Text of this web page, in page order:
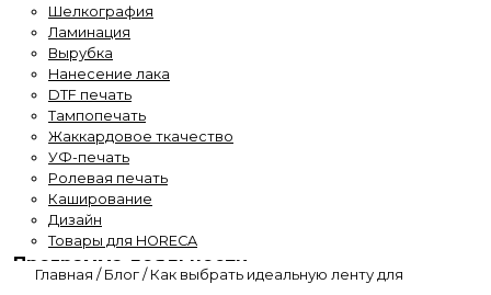
Шелкография
Ламинация
Вырубка
Нанесение лака
DTF печать
Тампопечать
Жаккардовое ткачество
УФ-печать
Ролевая печать
Каширование
Дизайн
Товары для HORECA
Программа лояльности
Главная / Блог/ Как выбрать идеальную ленту для